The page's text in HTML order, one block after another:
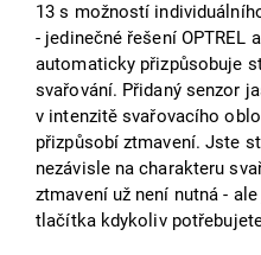
13 s možností
- jedinečné řešení OPTREL
automaticky přizpůsobuje
svařování. Přidaný senzor
v intenzitě svařovacího
přizpůsobí ztmavení. Jste
nezávisle na charakteru
ztmavení už není nutná -
tlačítka kdykoliv